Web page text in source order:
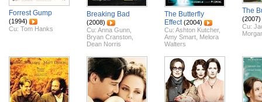
Forrest Gump
(1994)
Cu: Tom Hanks
Breaking Bad
(2008)
Cu: Anna Gunn
Bryan Cranston
Dean Norris
The Butterfly
Effect (2004)
Cu: Ashton Kutcher,
Amy Smart Melora
Walters
The
(2007)
Cu: